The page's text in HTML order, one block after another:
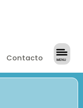
Contacto